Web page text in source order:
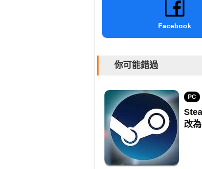
Facebook
你可能錯過
PC
改